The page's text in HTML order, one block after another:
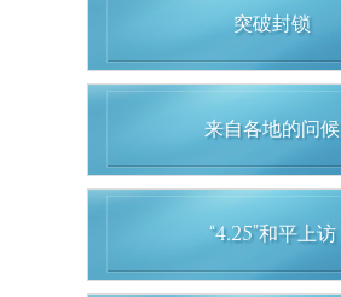
突破封锁
来自各地的问候
“4.25”和平上访